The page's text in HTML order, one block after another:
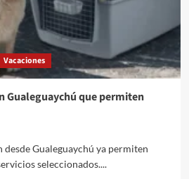
Vacaciones
Gualeguaychú que permiten
desde Gualeguaychú ya permiten
seleccionados....